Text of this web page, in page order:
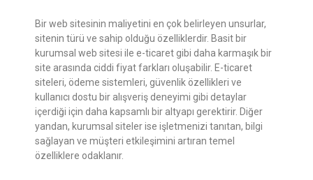
Bir web sitesinin maliyetini en çok belirleyen unsurlar,
sitenin türü ve sahip olduğu özelliklerdir. Basit bir
kurumsal web sitesi ile e-ticaret gibi daha karmaşık bir
site arasında ciddi fiyat farkları oluşabilir. E-ticaret
siteleri, ödeme sistemleri, güvenlik özellikleri ve
kullanıcı dostu bir alışveriş deneyimi gibi detaylar
içerdiği için daha kapsamlı bir altyapı gerektirir. Diğer
yandan, kurumsal siteler ise işletmenizi tanıtan, bilgi
sağlayan ve müşteri etkileşimini artıran temel
özelliklere odaklanır.